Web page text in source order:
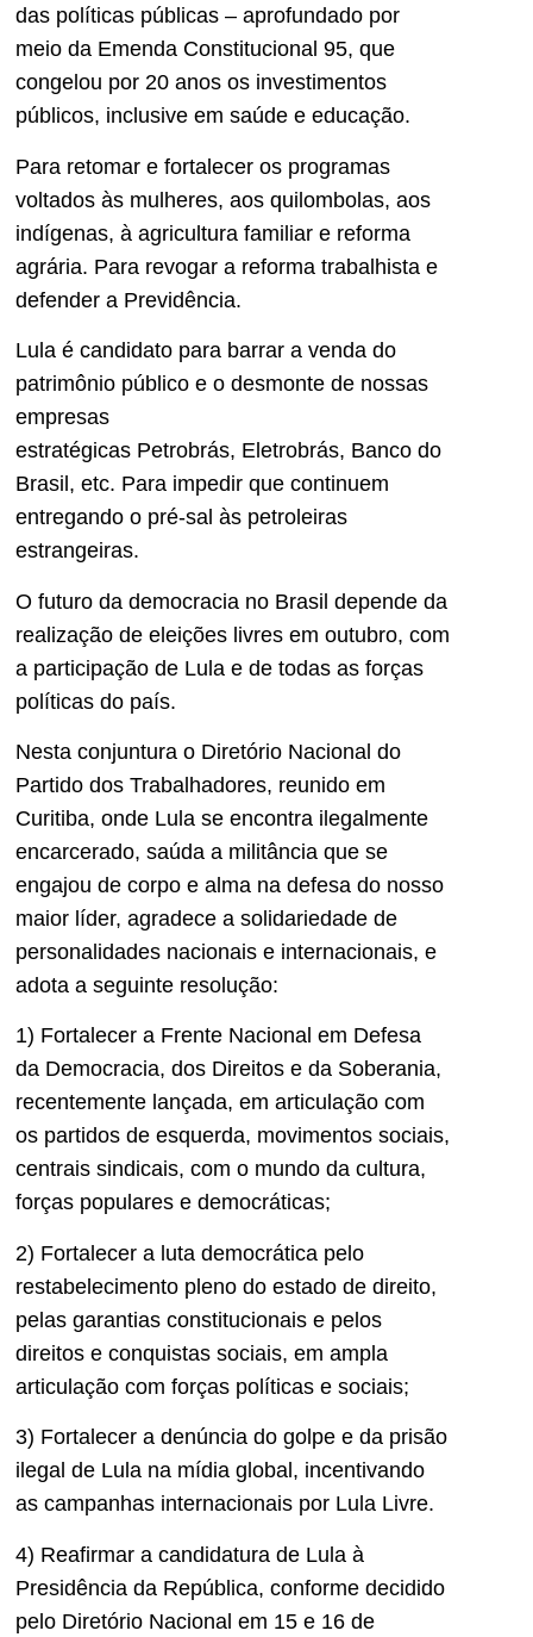
das políticas públicas – aprofundado por
meio da Emenda Constitucional 95, que
congelou por 20 anos os investimentos
públicos, inclusive em saúde e educação.
Para retomar e fortalecer os programas
voltados às mulheres, aos quilombolas, aos
indígenas, à agricultura familiar e reforma
agrária. Para revogar a reforma trabalhista e
defender a Previdência.
Lula é candidato para barrar a venda do
patrimônio público e o desmonte de nossas
empresas
estratégicas Petrobrás, Eletrobrás, Banco do
Brasil, etc. Para impedir que continuem
entregando o pré-sal às petroleiras
estrangeiras.
O futuro da democracia no Brasil depende da
realização de eleições livres em outubro, com
a participação de Lula e de todas as forças
políticas do país.
Nesta conjuntura o Diretório Nacional do
Partido dos Trabalhadores, reunido em
Curitiba, onde Lula se encontra ilegalmente
encarcerado, saúda a militância que se
engajou de corpo e alma na defesa do nosso
maior líder, agradece a solidariedade de
personalidades nacionais e internacionais, e
adota a seguinte resolução:
1) Fortalecer a Frente Nacional em Defesa
da Democracia, dos Direitos e da Soberania,
recentemente lançada, em articulação com
os partidos de esquerda, movimentos sociais,
centrais sindicais, com o mundo da cultura,
forças populares e democráticas;
2) Fortalecer a luta democrática pelo
restabelecimento pleno do estado de direito,
pelas garantias constitucionais e pelos
direitos e conquistas sociais, em ampla
articulação com forças políticas e sociais;
3) Fortalecer a denúncia do golpe e da prisão
ilegal de Lula na mídia global, incentivando
as campanhas internacionais por Lula Livre.
4) Reafirmar a candidatura de Lula à
Presidência da República, conforme decidido
pelo Diretório Nacional em 15 e 16 de